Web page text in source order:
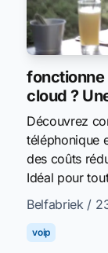
fonctionne
cloud ?
Découvrez
téléphonique
des coûts
Idéal pour
Belfabriek /
voip